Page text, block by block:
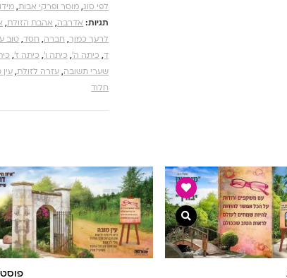
לפי סוג, מוסר ופרקי אבות,
תגיות: אדרבה, אהבת הזולת,
לרעך כמוך, חברה, חסד, טוב
ד, כיתה ה', כיתה ו', כיתה ז',
שערי תשובה, עזרה לזולת,
חלוד
צפייה מהירה